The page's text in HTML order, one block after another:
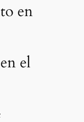
en
el